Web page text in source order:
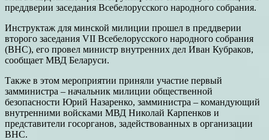
преддверии заседания Всебелорусского народного собрания.
Инструктаж для минской милиции прошел в преддверии
второго заседания VII Всебелорусского народного собрания
(ВНС), его провел министр внутренних дел Иван Кубраков,
сообщает МВД Беларуси.
Также в этом мероприятии приняли участие первый
замминистра – начальник милиции общественной
безопасности Юрий Назаренко, замминистра – командующий
внутренними войсками МВД Николай Карпенков и
представители госорганов, задействованных в организации
ВНС.